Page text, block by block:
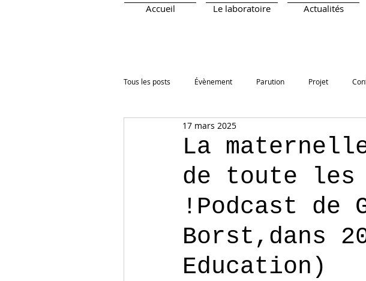
Accueil Le laboratoire Actualités
Tous les posts Évènement Parution Projet
TEST Prix
La
de toute
!Podcast de
Borst,dans
Education)
17 mars 2025